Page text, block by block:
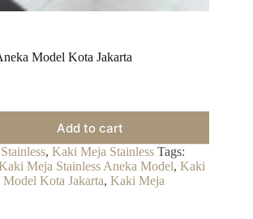
Model Kota Jakarta
Add to cart
, Kaki Meja Stainless Tags:
Meja Stainless Aneka Model, Kaki
Kota Jakarta, Kaki Meja